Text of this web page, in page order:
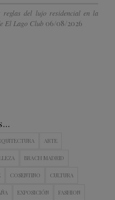
del lujo residencial en la
El Lago Club 06/08/2026
ARTE
BRACH MADRID
COSENTINO CULTURA
EXPOSICIÓN FASHION